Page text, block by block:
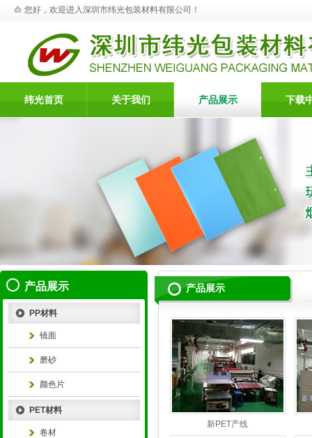
您好，欢迎进入深圳市纬光包装材料有限公司！
纬光首页 关于我们 产品展示 下载
产品展示
PP材料
镜面
磨砂
颜色片
PET材料
卷材
产品展示
新PET产线